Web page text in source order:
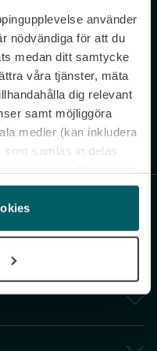
använder
nödvändiga för att du
medan ditt samtycke
våra tjänster, mäta
dig relevant
samt möjliggöra
medier (kan inkludera
som samlas in delas
cookies medan du
användningen av
när som helst.
Integritetspolicy. Avprenumerera